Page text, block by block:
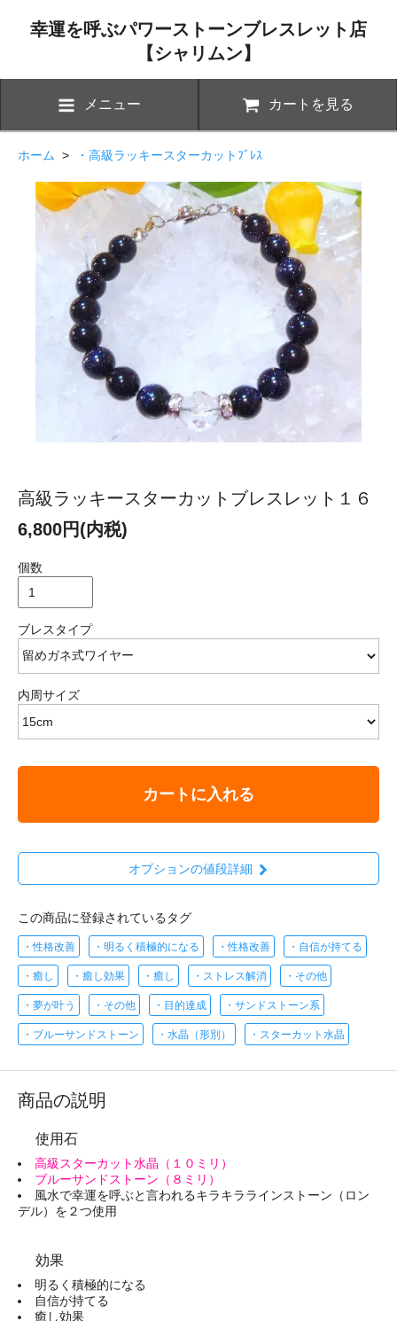
幸運を呼ぶパワーストーンブレスレット店
【シャリムン】
メニュー カートを見る
ホーム > ・高級ラッキースターカットﾌﾞﾚｽ
高級ラッキースターカットブレスレット１６
6,800円(内税)
個数
ブレスタイプ
内周サイズ
カートに入れる
オプションの値段詳細
この商品に登録されているタグ
・性格改善 ・明るく積極的になる ・性格改善 ・自信が持てる
・癒し ・癒し効果 ・癒し ・ストレス解消 ・その他
・夢が叶う ・その他 ・目的達成 ・サンドストーン系
・ブルーサンドストーン ・水晶（形別） ・スターカット水晶
商品の説明
使用石
高級スターカット水晶（１０ミリ）
ブルーサンドストーン（８ミリ）
風水で幸運を呼ぶと言われるキラキララインストーン（ロン
デル）を２つ使用
効果
明るく積極的になる
自信が持てる
癒し効果